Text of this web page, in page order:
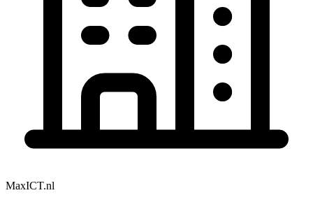
MaxICT.nl